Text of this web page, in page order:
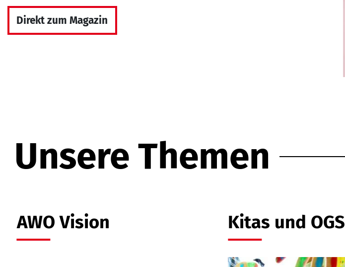
Direkt zum Magazin
Unsere Themen
AWO Vision Kitas und OGS